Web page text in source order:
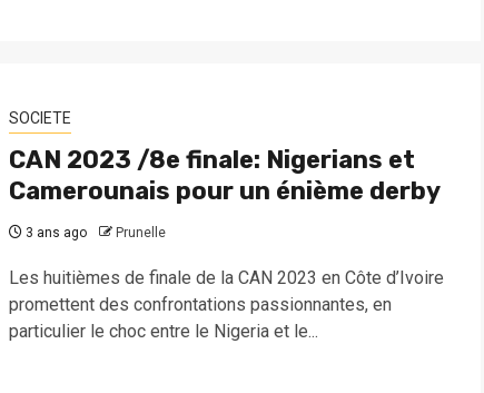
SOCIETE
CAN 2023 /8e finale: Nigerians et
Camerounais pour un énième derby
3 ans ago Prunelle
Les huitièmes de finale de la CAN 2023 en Côte d’Ivoire
promettent des confrontations passionnantes, en
particulier le choc entre le Nigeria et le...